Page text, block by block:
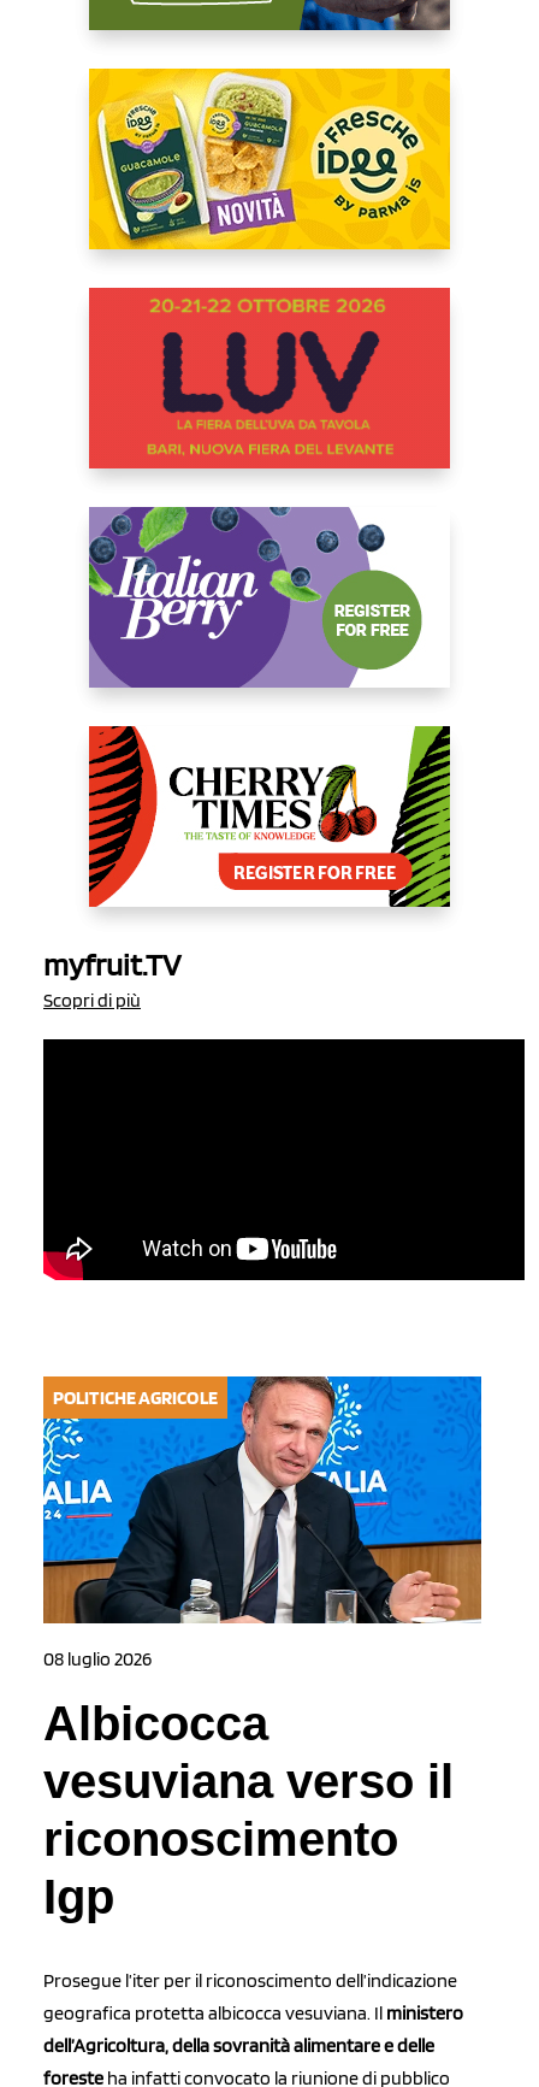
myfruit.TV
Scopri di più
POLITICHE AGRICOLE
08 luglio 2026
Albicocca
vesuviana verso il
riconoscimento
Igp
Prosegue l’iter per il riconoscimento dell’indicazione
geografica protetta albicocca vesuviana. Il ministero
dell’Agricoltura, della sovranità alimentare e delle
foreste ha infatti convocato la riunione di pubblico